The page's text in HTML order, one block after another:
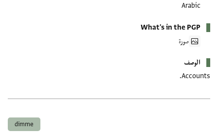
Arabic
What's in the PGP
صورة
الوصف
Accounts.
dimme